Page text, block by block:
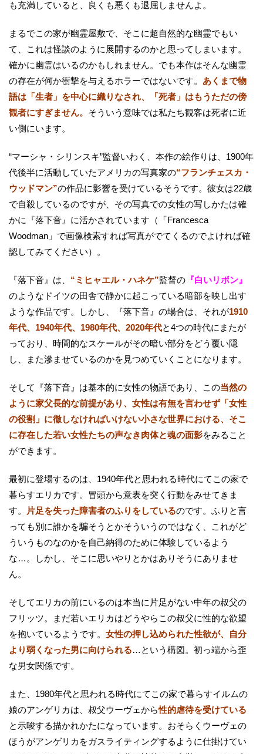
も充満していると、良くも悪くも退屈しませんよ。
まるでこの家が幽霊屋敷で、そこに超自然的な幽霊でもい
て、これは怪談のように展開するのかと思ってしまいます。
確かに幽霊はいるのかもしれません。でも本作はそんな幽霊
の存在が何か衝撃を与えるホラーではないです。 あくまで物
語は「生者」を中心に織りなされ、「死者」はもうただの傍
観者にすぎません。 そういう意味では私たち観客は死者に近
い側にいます。
“マーシャ・シリンスキ”監督いわく、本作の絵作りは、1900年
代後半に活動していたアメリカの写真家の“フランチェスカ・
ウッドマン”の作品に影響を受けているそうです。彼女は22歳
で自殺しているのですが、その写真での女性の写しかたは確
かに『落下音』に活かされています（「Francesca
Woodman」で画像検索すれば写真がでてくるのでよければ確
認してみてください）。
『落下音』は、 “ミヒャエル・ハネケ”監督の 『白いリボン』
のようなドイツの田舎で静かに起こっている暗部を映し出す
ような作品です。しかし、『落下音』の場合は、それが1910
年代、1940年代、1980年代、2020年代と4つの時代にまたが
っており、時間的なスケールがその暗い部分をどう覆い隠
し、また滲ませているのかを見つめていくことになります。
そして『落下音』は基本的に女性の物語であり、この当然の
ように家父長的な前提があり、女性は有無を言わせず「女性
の役割」に徹しなければいけない小さな世界における、そこ
に存在した若い女性たちの声なき肉体と魂の面影をみること
ができます。
最初に登場するのは、1940年代と思われる時代にてこの家で
暮らすエリカです。冒頭から意表を突く行動をみせてきま
す。
片足を失った障害者のふりをしているのです。ふりと言
っても別に誰かを騙そうとかそういうのではなく、これがど
ういうものなのかを自己納得のために体験しているよう
な…。しかし、そこに思いやりとかはありそうにありませ
ん。
そしてエリカの前にいるのは本当に片足がない中年の叔父の
フリッツ。まだ若いエリカはどうやらこの叔父に性的な欲望
を抱いているようです。 女性の押し込められた性欲が、自分
より弱くなった男に向けられる…という構図。初っ端から歪
な男女関係です。
また、1980年代と思われる時代にてこの家で暮らすイルムの
娘のアンゲリカは、叔父ウーヴェから性的虐待を受けている
と示唆する描かれかたになっています。おそらくウーヴェの
ほうがアンゲリカをガスライティングするように仕掛けてい